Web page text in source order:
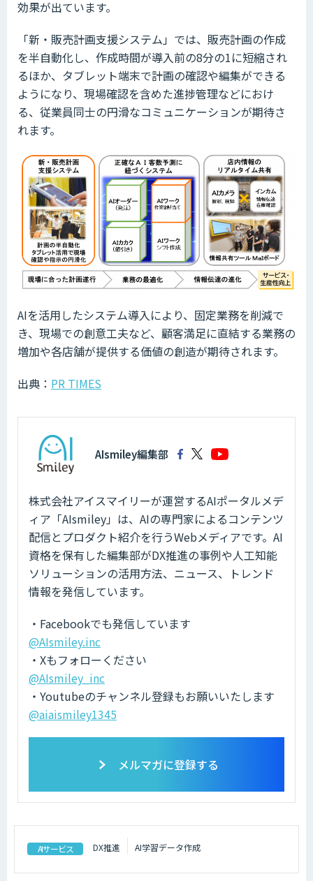
効果が出ています。
「新・販売計画支援システム」では、販売計画の作成
を半自動化し、作成時間が導入前の8分の1に短縮され
るほか、タブレット端末で計画の確認や編集ができる
ようになり、現場確認を含めた進捗管理などにおけ
る、従業員同士の円滑なコミュニケーションが期待さ
れます。
AIを活用したシステム導入により、固定業務を削減で
き、現場での創意工夫など、顧客満足に直結する業務の
増加や各店舗が提供する価値の創造が期待されます。
出典： PR TIMES
AIsmiley編集部
株式会社アイスマイリーが運営するAIポータルメデ
ィア「AIsmiley」は、AIの専門家によるコンテンツ
配信とプロダクト紹介を行うWebメディアです。AI
資格を保有した編集部がDX推進の事例や人工知能
ソリューションの活用方法、ニュース、トレンド
情報を発信しています。
・Facebookでも発信しています
@AIsmiley.inc
・Xもフォローください
@AIsmiley_inc
・Youtubeのチャンネル登録もお願いいたします
@aiaismiley1345
メルマガに登録する
AIサービス DX推進 AI学習データ作成